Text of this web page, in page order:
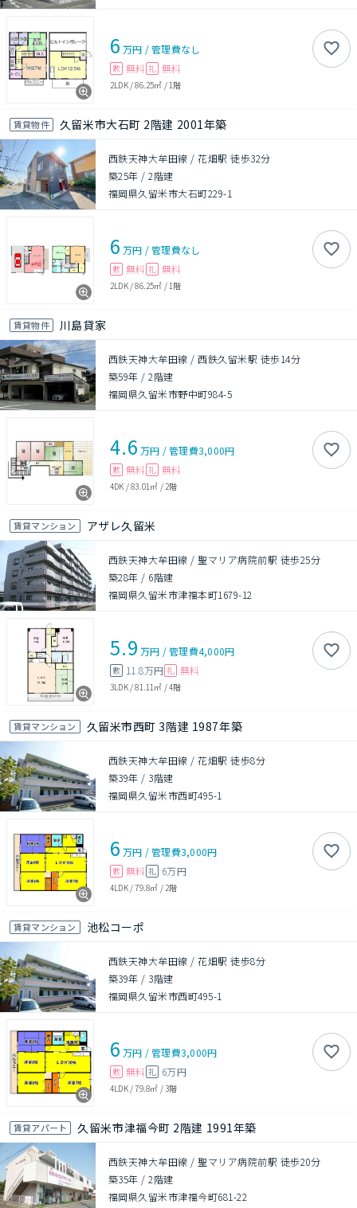
6 万円 /管理費なし
敷 無料 礼 無料
2LDK/86.25㎡ / 1階
賃貸物件 久留米市大石町 2階建 2001年築
西鉄天神大牟田線 / 花畑駅 徒歩32分
築25年 /2階建
福岡県久留米市大石町229-1
6 万円 /管理費なし
敷 無料 礼 無料
2LDK/86.25㎡ / 1階
賃貸物件 川島貸家
西鉄天神大牟田線 / 西鉄久留米駅 徒歩14分
築59年 /2階建
福岡県久留米市野中町984-5
4.6 万円 /管理費3,000円
敷 無料 礼 無料
4DK /83.01㎡ / 2階
賃貸マンション アザレ久留米
西鉄天神大牟田線 / 聖マリア病院前駅 徒歩25分
築28年 / 6階建
福岡県久留米市津福本町1679-12
5.9 万円 /管理費4,000円
敷 11.8万円 礼 無料
3LDK/81.11㎡ /4階
賃貸マンション 久留米市西町 3階建 1987年築
西鉄天神大牟田線 / 花畑駅 徒歩8分
築39年 / 3階建
福岡県久留米市西町495-1
6 万円 /管理費3,000円
敷 無料 礼 6万円
4LDK/79.8㎡ / 2階
賃貸マンション 池松コーポ
西鉄天神大牟田線 / 花畑駅 徒歩8分
築39年 / 3階建
福岡県久留米市西町495-1
6 万円 /管理費3,000円
敷 無料 礼 6万円
4LDK/79.8㎡ /3階
賃貸アパート 久留米市津福今町 2階建 1991年築
西鉄天神大牟田線 / 聖マリア病院前駅 徒歩20分
築35年 /2階建
福岡県久留米市津福今町681-22